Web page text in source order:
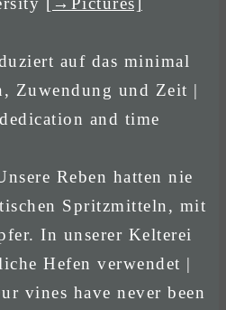
auf das minimal
Zuwendung und Zeit |
and time
Reben hatten nie
Spritzmitteln, mit
In unserer Kelterei
Hefen verwendet |
vines have never been